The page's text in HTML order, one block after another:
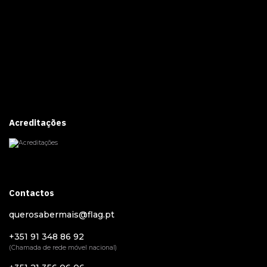
Acreditações
Contactos
querosabermais@flag.pt
+351 91 348 86 92
(Chamada de rede móvel nacional)